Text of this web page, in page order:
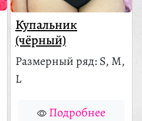
Купальник
(чёрный)
Размерный ряд: S, M,
L
Подробнее